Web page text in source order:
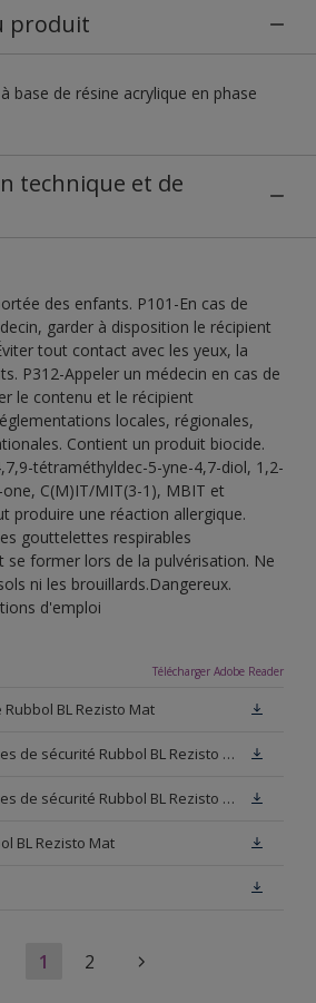
produit
base de résine acrylique en phase
technique et de
des enfants. P101-En cas de
garder à disposition le récipient
tout contact avec les yeux, la
P312-Appeler un médecin en cas de
le contenu et le récipient
locales, régionales,
Contient un produit biocide.
tétraméthyldec-5-yne-4,7-diol, 1,2-
C(M)IT/MIT(3-1), MBIT et
produire une réaction allergique.
gouttelettes respirables
se former lors de la pulvérisation. Ne
ni les brouillards.Dangereux.
d'emploi
Télécharger Adobe Reader
BL Rezisto Mat
Fiche de données de sécurité Rubbol BL Rezisto Mat Base W05
Fiche de données de sécurité Rubbol BL Rezisto Mat Base N00
BL Rezisto Mat
1 2